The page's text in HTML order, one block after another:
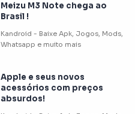
Meizu M3 Note chega ao
Brasil !
Apple e seus novos
acessórios com preços
absurdos!